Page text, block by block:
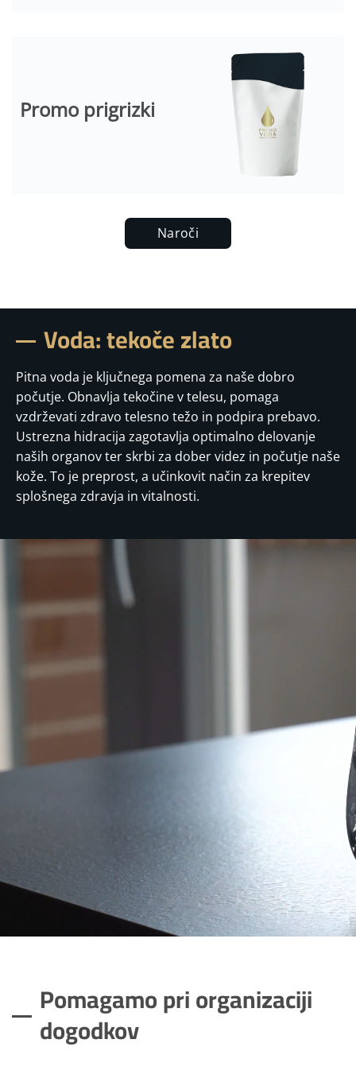
Promo prigrizki
Naroči
Voda: tekoče zlato
Pitna voda je ključnega pomena za naše dobro
počutje. Obnavlja tekočine v telesu, pomaga
vzdrževati zdravo telesno težo in podpira prebavo.
Ustrezna hidracija zagotavlja optimalno delovanje
naših organov ter skrbi za dober videz in počutje naše
kože. To je preprost, a učinkovit način za krepitev
splošnega zdravja in vitalnosti.
Pomagamo pri organizaciji
dogodkov